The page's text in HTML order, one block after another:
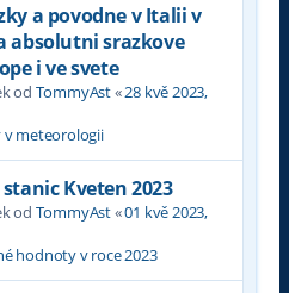
a povodne v Italii v
absolutni srazkove
i ve svete
od TommyAst«28 kvě 2023,
v meteorologii
Kveten 2023
od TommyAst«01 kvě 2023,
hodnoty v roce 2023